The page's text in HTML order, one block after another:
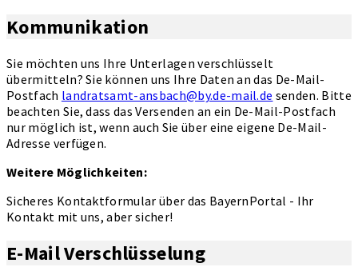
Kommunikation
Sie möchten uns Ihre Unterlagen verschlüsselt
übermitteln? Sie können uns Ihre Daten an das De-Mail-
Postfach landratsamt-ansbach@by.de-mail.de senden. Bitte
beachten Sie, dass das Versenden an ein De-Mail-Postfach
nur möglich ist, wenn auch Sie über eine eigene De-Mail-
Adresse verfügen.
Weitere Möglichkeiten:
Sicheres Kontaktformular über das BayernPortal - Ihr
Kontakt mit uns, aber sicher!
E-Mail Verschlüsselung